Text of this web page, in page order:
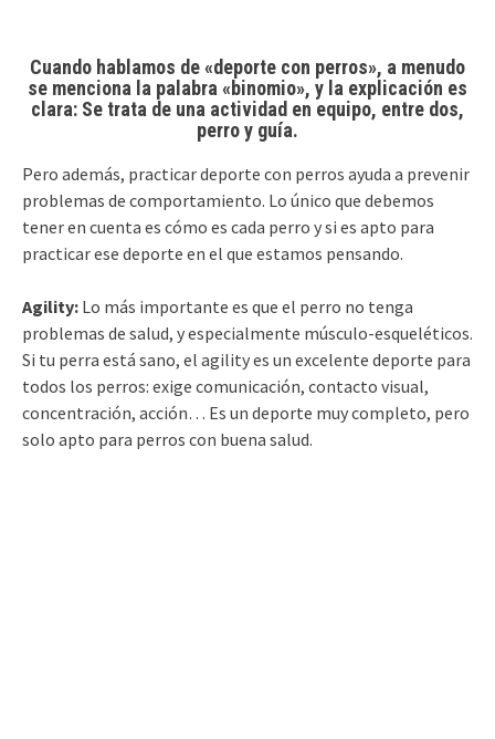
Cuando hablamos de «deporte con perros», a menudo
se menciona la palabra «binomio», y la explicación es
clara: Se trata de una actividad en equipo, entre dos,
perro y guía.
Pero además, practicar deporte con perros ayuda a prevenir
problemas de comportamiento. Lo único que debemos
tener en cuenta es cómo es cada perro y si es apto para
practicar ese deporte en el que estamos pensando.
Agility: Lo más importante es que el perro no tenga
problemas de salud, y especialmente músculo-esqueléticos.
Si tu perra está sano, el agility es un excelente deporte para
todos los perros: exige comunicación, contacto visual,
concentración, acción… Es un deporte muy completo, pero
solo apto para perros con buena salud.